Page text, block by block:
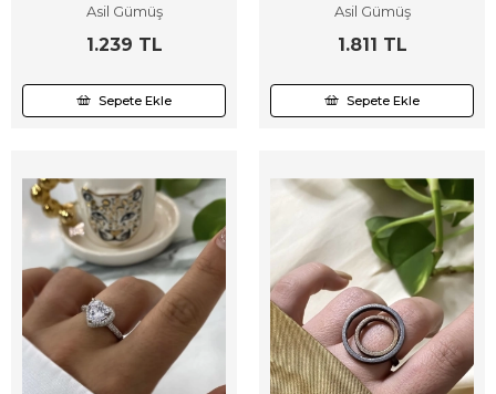
Asil Gümüş
1.239 TL
Sepete Ekle
Asil Gümüş
1.811 TL
Sepete Ekle